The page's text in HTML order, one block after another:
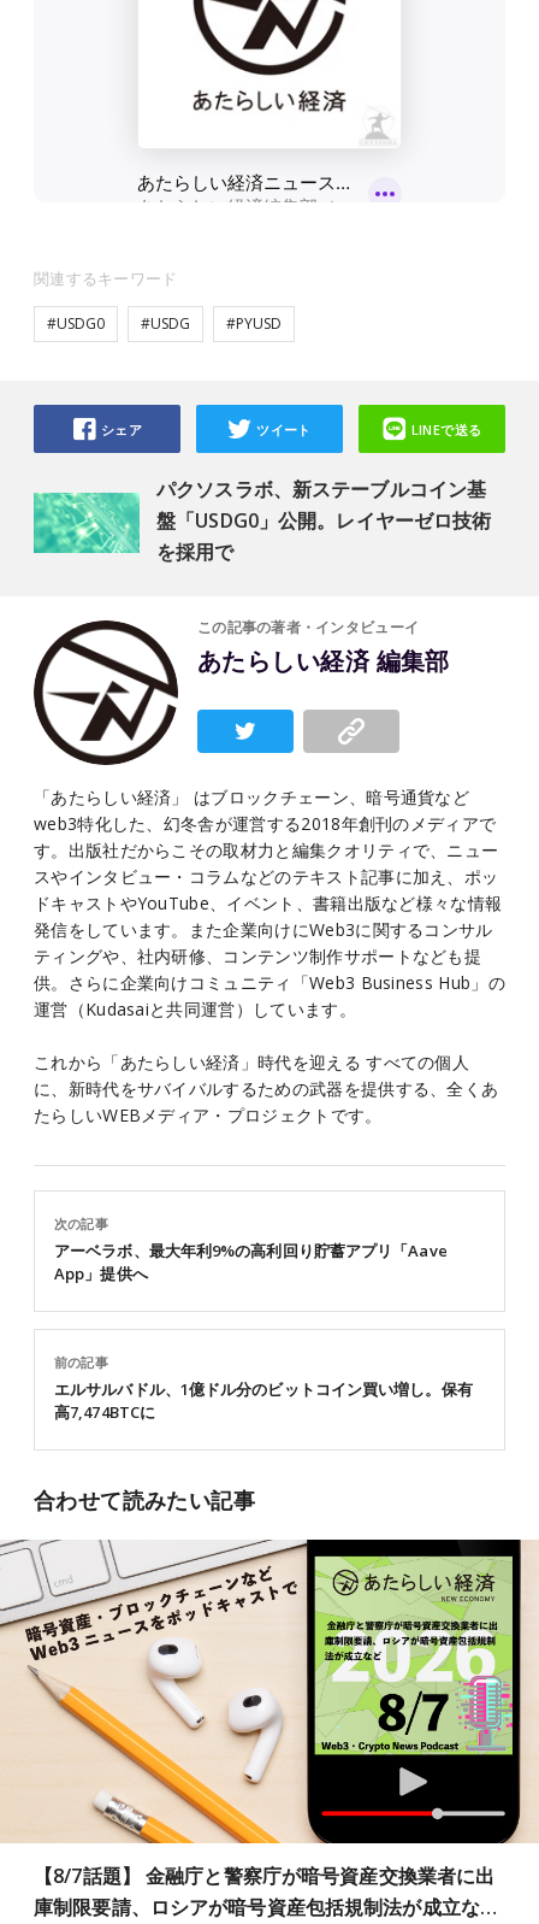
関連するキーワード
#USDG0 #USDG #PYUSD
パクソスラボ、新ステーブルコイン基
盤「USDG0」公開。レイヤーゼロ技術
を採用で
シェア ツイート LINEで送る
この記事の著者・インタビューイ
あたらしい経済 編集部
「あたらしい経済」 はブロックチェーン、暗号通貨など
web3特化した、幻冬舎が運営する2018年創刊のメディアで
す。出版社だからこその取材力と編集クオリティで、ニュー
スやインタビュー・コラムなどのテキスト記事に加え、ポッ
ドキャストやYouTube、イベント、書籍出版など様々な情報
発信をしています。また企業向けにWeb3に関するコンサル
ティングや、社内研修、コンテンツ制作サポートなども提
供。さらに企業向けコミュニティ「Web3 Business Hub」の
運営（Kudasaiと共同運営）しています。
これから「あたらしい経済」時代を迎える すべての個人
に、新時代をサバイバルするための武器を提供する、全くあ
たらしいWEBメディア・プロジェクトです。
前の記事
エルサルバドル、1億ドル分のビットコイン買い増し。保有
高7,474BTCに
次の記事
アーベラボ、最大年利9%の高利回り貯蓄アプリ「Aave
App」提供へ
合わせて読みたい記事
【8/7話題】 金融庁と警察庁が暗号資産交換業者に出
庫制限要請、ロシアが暗号資産包括規制法が成立な…